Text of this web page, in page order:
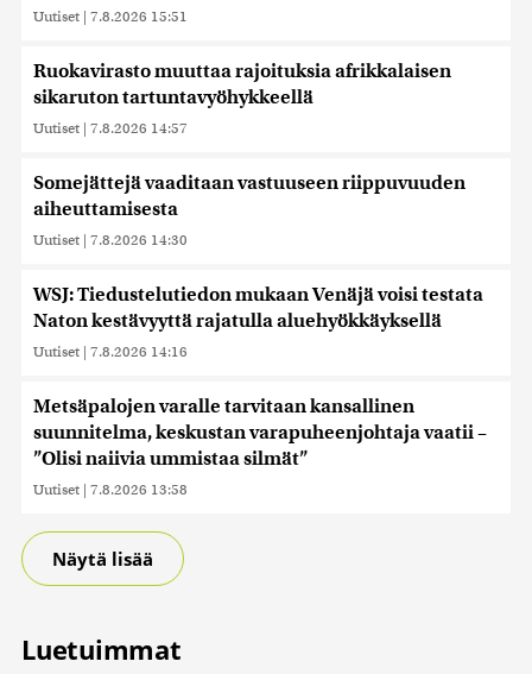
Uutiset | 7.8.2026 15:51
Ruokavirasto muuttaa rajoituksia afrikkalaisen
sikaruton tartuntavyöhykkeellä
Uutiset | 7.8.2026 14:57
Somejättejä vaaditaan vastuuseen riippuvuuden
aiheuttamisesta
Uutiset | 7.8.2026 14:30
WSJ: Tiedustelutiedon mukaan Venäjä voisi testata
Naton kestävyyttä rajatulla aluehyökkäyksellä
Uutiset | 7.8.2026 14:16
Metsäpalojen varalle tarvitaan kansallinen
suunnitelma, keskustan varapuheenjohtaja vaatii –
”Olisi naiivia ummistaa silmät”
Uutiset | 7.8.2026 13:58
Näytä lisää
Luetuimmat